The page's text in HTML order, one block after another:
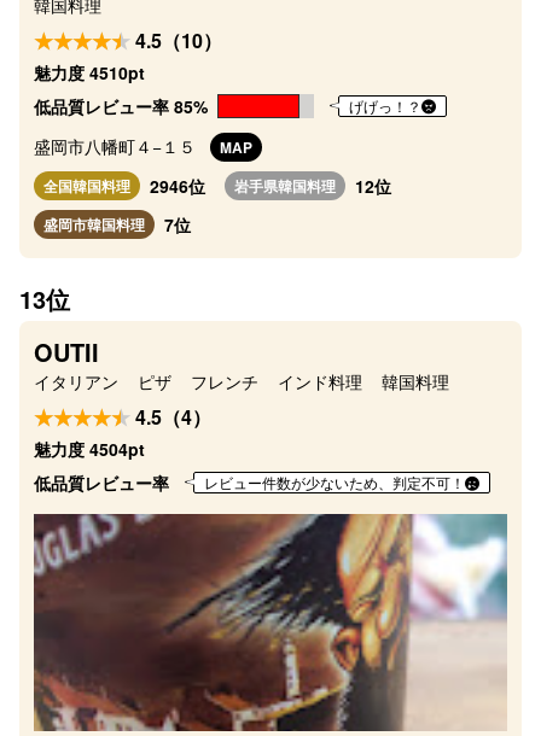
韓国料理
4.5（10）
魅力度 4510pt
低品質レビュー率 85%
げげっ！？
盛岡市八幡町４−１５
MAP
全国韓国料理
2946位 岩手県韓国料理 12位
盛岡市韓国料理 7位
13位
OUTII
イタリアン ピザ フレンチ インド料理 韓国料理
4.5（4）
魅力度 4504pt
低品質レビュー率
レビュー件数が少ないため、判定不可！